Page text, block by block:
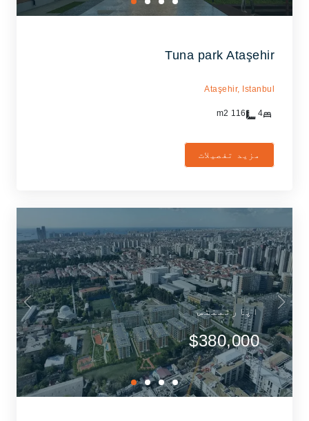
Tuna park Ataşehir
Ataşehir, Istanbul
4
116
مزید تفصیلات
اپارٹمنٹس
$380,000